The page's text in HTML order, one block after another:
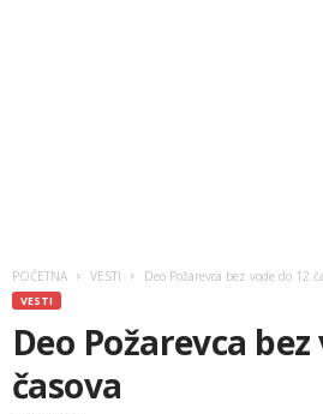
POČETNA VESTI Deo Požarevca bez vode do 12
VESTI
Deo Požarevca bez
časova